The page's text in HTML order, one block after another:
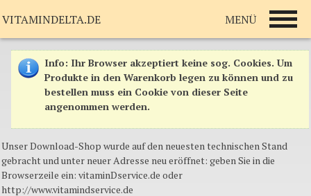
Info: Ihr Browser akzeptiert keine sog. Cookies. Um
Produkte in den Warenkorb legen zu können und zu
bestellen muss ein Cookie von dieser Seite
angenommen werden.
Unser Download-Shop wurde auf den neuesten technischen Stand
gebracht und unter neuer Adresse neu eröffnet: geben Sie in die
Browserzeile ein: vitaminDservice.de oder
http://www.vitamindservice.de
VITAMINDELTA.DE MENÜ